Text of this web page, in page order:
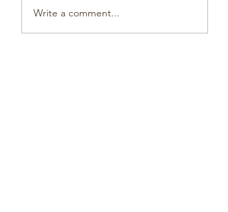
Write a comment...